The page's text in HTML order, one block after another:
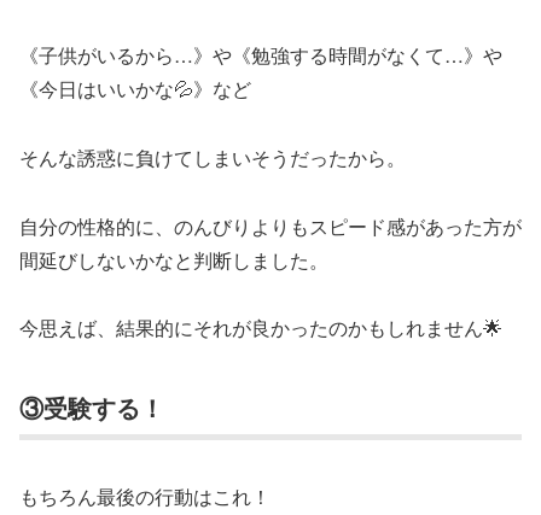
《子供がいるから…》や《勉強する時間がなくて…》や
《今日はいいかな💦》など
そんな誘惑に負けてしまいそうだったから。
自分の性格的に、のんびりよりもスピード感があった方が
間延びしないかなと判断しました。
今思えば、結果的にそれが良かったのかもしれません🌟
③受験する！
もちろん最後の行動はこれ！